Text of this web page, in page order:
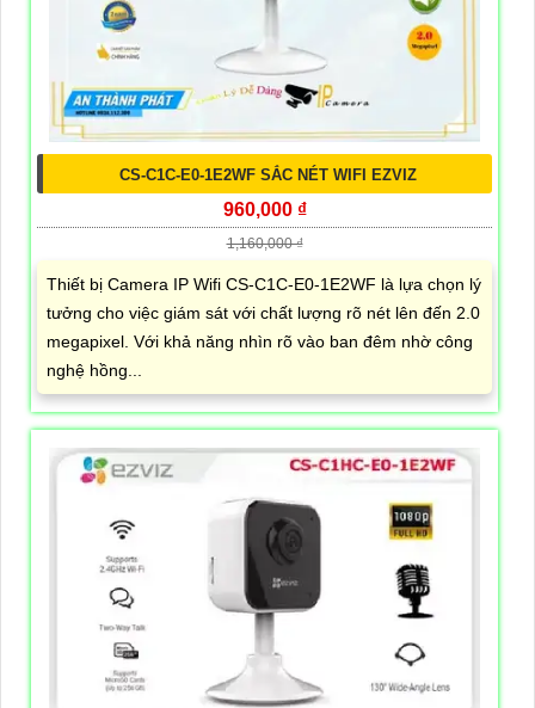
CS-C1C-E0-1E2WF SẮC NÉT WIFI EZVIZ
960,000 ₫
1,160,000 ₫
Thiết bị Camera IP Wifi CS-C1C-E0-1E2WF là lựa chọn lý
tưởng cho việc giám sát với chất lượng rõ nét lên đến 2.0
megapixel. Với khả năng nhìn rõ vào ban đêm nhờ công
nghệ hồng...